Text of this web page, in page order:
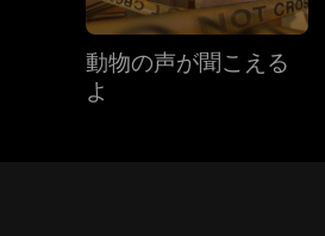
動物の声が聞こえる
よ